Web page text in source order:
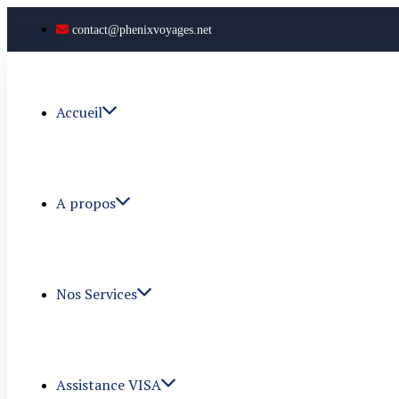
contact@phenixvoyages.net
Accueil
A propos
Nos Services
Assistance VISA